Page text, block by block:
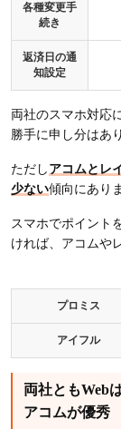
各種変更手
続き
返済日の通
知設定
両社のスマホ対応
勝手に申し分はあ
ただし アコムとレ
少ない傾向にあり
スマホでポイント
ければ、アコムや
プロミス
アイフル
両社ともWeb
アコムが優秀